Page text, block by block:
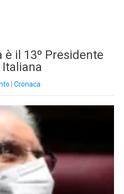
il 13º Presidente
Cronaca